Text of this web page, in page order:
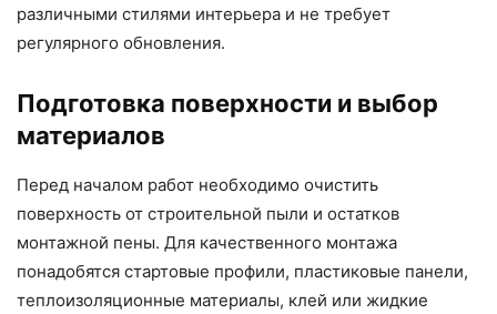
различными стилями интерьера и не требует
регулярного обновления.
Подготовка поверхности и выбор
материалов
Перед началом работ необходимо очистить
поверхность от строительной пыли и остатков
монтажной пены. Для качественного монтажа
понадобятся стартовые профили, пластиковые панели,
теплоизоляционные материалы, клей или жидкие